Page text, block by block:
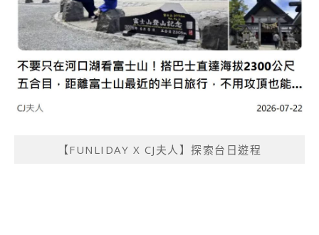
【FUNLIDAY X CJ夫人】探索台日遊程